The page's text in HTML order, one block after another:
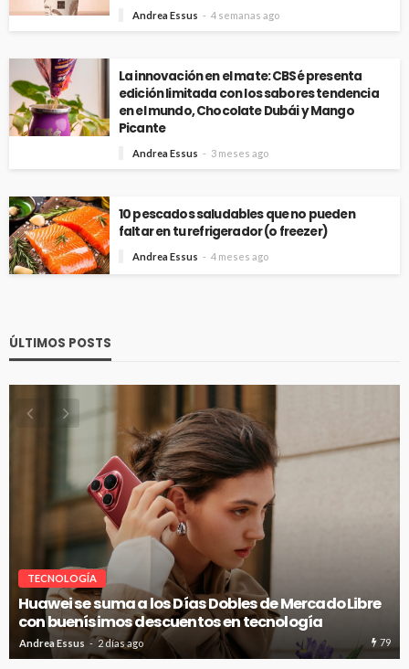
Andrea Essus 4 semanas ago
La innovación en el mate: CBSé presenta
edición limitada con los sabores tendencia
en el mundo, Chocolate Dubái y Mango
Picante
Andrea Essus 3 meses ago
10 pescados saludables que no pueden
faltar en tu refrigerador (o freezer)
Andrea Essus 4 meses ago
ÚLTIMOS POSTS
TECNOLOGÍA
Huawei se suma a los Días Dobles de Mercado Libre
con buenísimos descuentos en tecnología
Andrea Essus 2 días ago 79